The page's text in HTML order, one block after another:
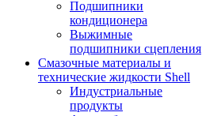
Подшипники
кондиционера
Выжимные
подшипники сцепления
Смазочные материалы и
технические жидкости Shell
Индустриальные
продукты